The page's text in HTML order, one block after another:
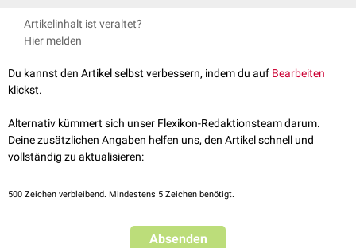
Waldeyer et al., Anatomie des Menschen: Lehrbuch und Atlas in
einem Band (De Gruyter Studium) (19th totaly rev. ed.), De Gruyter,
Drenckhahn et. al., Anatomie, Makroskopische Anatomie,
Embryologie und Histologie des Menschen.: Band 2: Herz-Kreislauf-
Sinnesorgane, Haut, 16. Aufl., Urban & Fischer Verlag/Elsevier GmbH,
2020
Artikelinhalt ist veraltet?
Hier melden
Du kannst den Artikel selbst verbessern, indem du auf Bearbeiten
klickst.
Alternativ kümmert sich unser Flexikon-Redaktionsteam darum.
Deine zusätzlichen Angaben helfen uns, den Artikel schnell und
vollständig zu aktualisieren:
500 Zeichen verbleibend. Mindestens 5 Zeichen benötigt.
Absenden